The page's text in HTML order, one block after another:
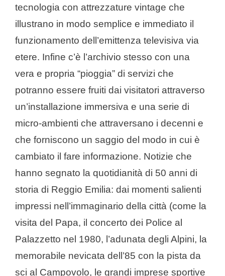
tecnologia con attrezzature vintage che
illustrano in modo semplice e immediato il
funzionamento dell’emittenza televisiva via
etere. Infine c’è l’archivio stesso con una
vera e propria “pioggia” di servizi che
potranno essere fruiti dai visitatori attraverso
un’installazione immersiva e una serie di
micro-ambienti che attraversano i decenni e
che forniscono un saggio del modo in cui è
cambiato il fare informazione. Notizie che
hanno segnato la quotidianità di 50 anni di
storia di Reggio Emilia: dai momenti salienti
impressi nell’immaginario della città (come la
visita del Papa, il concerto dei Police al
Palazzetto nel 1980, l’adunata degli Alpini, la
memorabile nevicata dell’85 con la pista da
sci al Campovolo, le grandi imprese sportive